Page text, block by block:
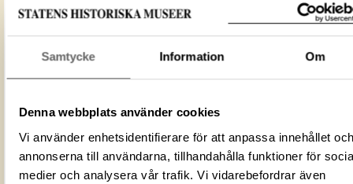
Samtycke Information Om
Denna webbplats använder cookies
Vi använder enhetsidentifierare för att anpassa innehållet och
annonserna till användarna, tillhandahålla funktioner för
medier och analysera vår trafik. Vi vidarebefordrar även
Förmålsbenämning Bläckhorn
Föremålsnummer 540987_HST
ID‑nummer
ED9C630C-3033-43BE-9973-
upphovsperson och licensgivare.
LADDA NER MEDIA